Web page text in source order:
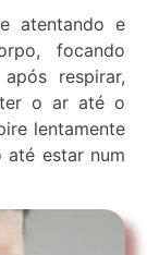
atentando e
focando
respirar,
o ar até o
lentamente
até estar num